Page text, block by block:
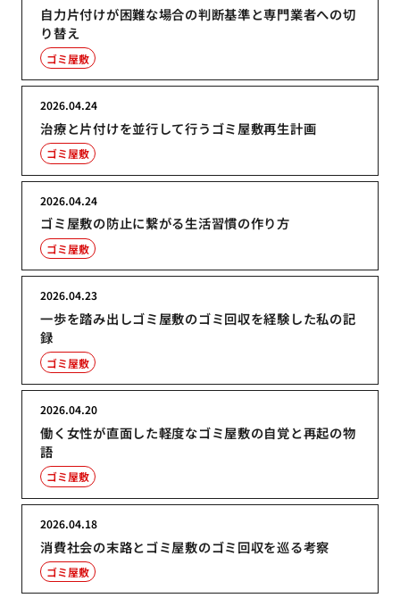
自力片付けが困難な場合の判断基準と専門業者への切
り替え
ゴミ屋敷
治療と片付けを並行して行うゴミ屋敷再生計画
2026.04.24
ゴミ屋敷
ゴミ屋敷の防止に繋がる生活習慣の作り方
2026.04.24
ゴミ屋敷
一歩を踏み出しゴミ屋敷のゴミ回収を経験した私の記
録
2026.04.23
ゴミ屋敷
働く女性が直面した軽度なゴミ屋敷の自覚と再起の物
語
2026.04.20
ゴミ屋敷
消費社会の末路とゴミ屋敷のゴミ回収を巡る考察
2026.04.18
ゴミ屋敷